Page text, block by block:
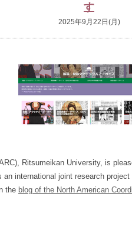
す
2025年9月22日(月)
Ritsumeikan University, is
an international joint research
the blog of the North American